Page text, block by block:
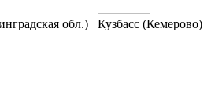
обл.) Кузбасс (Кемерово)